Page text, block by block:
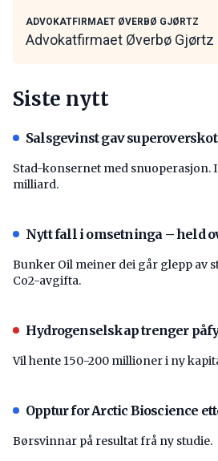
ADVOKATFIRMAET ØVERBØ GJØRTZ
Advokatfirmaet Øverbø Gjørtz
Siste nytt
Salsgevinst gav
Stad-konsernet med snuoperasjon.
milliard.
Nytt fall i omsetninga – held
Bunker Oil meiner dei går glepp av
Co2-avgifta.
Hydrogenselskap trenger
Vil hente 150-200 millioner i ny
Opptur for Arctic Bioscience
Børsvinnar på resultat frå ny studie.